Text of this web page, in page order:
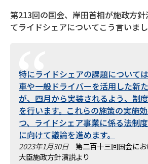
第213回の国会、岸田首相が施政方
てライドシェアについてこう言いまし
特にライドシェアの課題について
車や一般ドライバーを活用した新
が、四月から実装されるよう、制
を行います。これらの施策の実施
つ、ライドシェア事業に係る法制
に向けて議論を進めます。
2023年1月30日 第二百十三回国会に
大臣施政方針演説より